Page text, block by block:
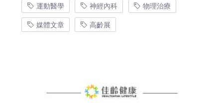
運動醫學 神經內科
物理治療
媒體文章
高齡展